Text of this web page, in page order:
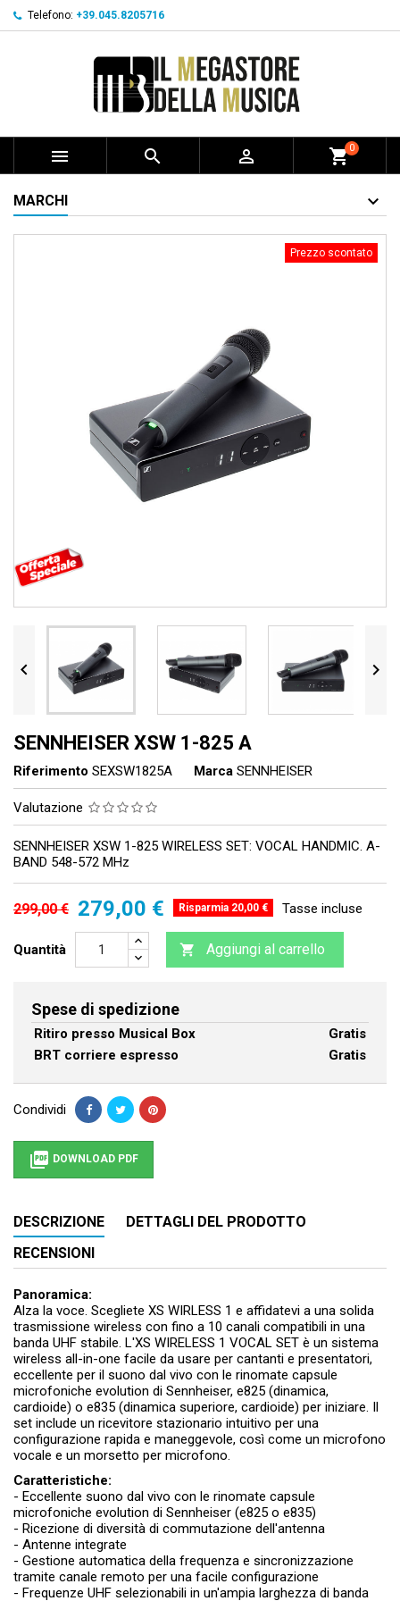
Telefono: +39.045.8205716
   shopping_cart0
MARCHI
Prezzo scontato
 
SENNHEISER XSW 1-825 A
Riferimento SEXSW1825A Marca SENNHEISER
Valutazione
SENNHEISER XSW 1-825 WIRELESS SET: VOCAL HANDMIC. A-
BAND 548-572 MHz
299,00 € 279,00 € Risparmia 20,00 € Tasse incluse
Quantità  Aggiungi al carrello
Spese di spedizione
Ritiro presso Musical Box
Gratis
BRT corriere espresso
Gratis
Condividi
 DOWNLOAD PDF
DESCRIZIONE
DETTAGLI DEL PRODOTTO
RECENSIONI
Panoramica:
Alza la voce. Scegliete XS WIRLESS 1 e affidatevi a una solida
trasmissione wireless con fino a 10 canali compatibili in una
banda UHF stabile. L'XS WIRELESS 1 VOCAL SET è un sistema
wireless all-in-one facile da usare per cantanti e presentatori,
eccellente per il suono dal vivo con le rinomate capsule
microfoniche evolution di Sennheiser, e825 (dinamica,
cardioide) o e835 (dinamica superiore, cardioide) per iniziare. Il
set include un ricevitore stazionario intuitivo per una
configurazione rapida e maneggevole, così come un microfono
vocale e un morsetto per microfono.
Caratteristiche:
- Eccellente suono dal vivo con le rinomate capsule
microfoniche evolution di Sennheiser (e825 o e835)
- Ricezione di diversità di commutazione dell'antenna
- Antenne integrate
- Gestione automatica della frequenza e sincronizzazione
tramite canale remoto per una facile configurazione
- Frequenze UHF selezionabili in un'ampia larghezza di banda